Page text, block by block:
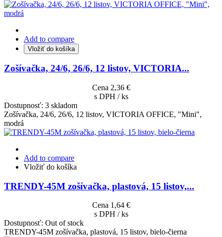
Add to compare
Vložiť do košíka
Zošívačka, 24/6, 26/6, 12 listov, VICTORIA...
Cena 2,36 €
s DPH / ks
Dostupnosť: 3 skladom
Zošívačka, 24/6, 26/6, 12 listov, VICTORIA OFFICE, "Mini",
modrá
Add to compare
Vložiť do košíka
TRENDY-45M zošívačka, plastová, 15 listov,...
Cena 1,64 €
s DPH / ks
Dostupnosť: Out of stock
TRENDY-45M zošívačka, plastová, 15 listov, bielo-čierna